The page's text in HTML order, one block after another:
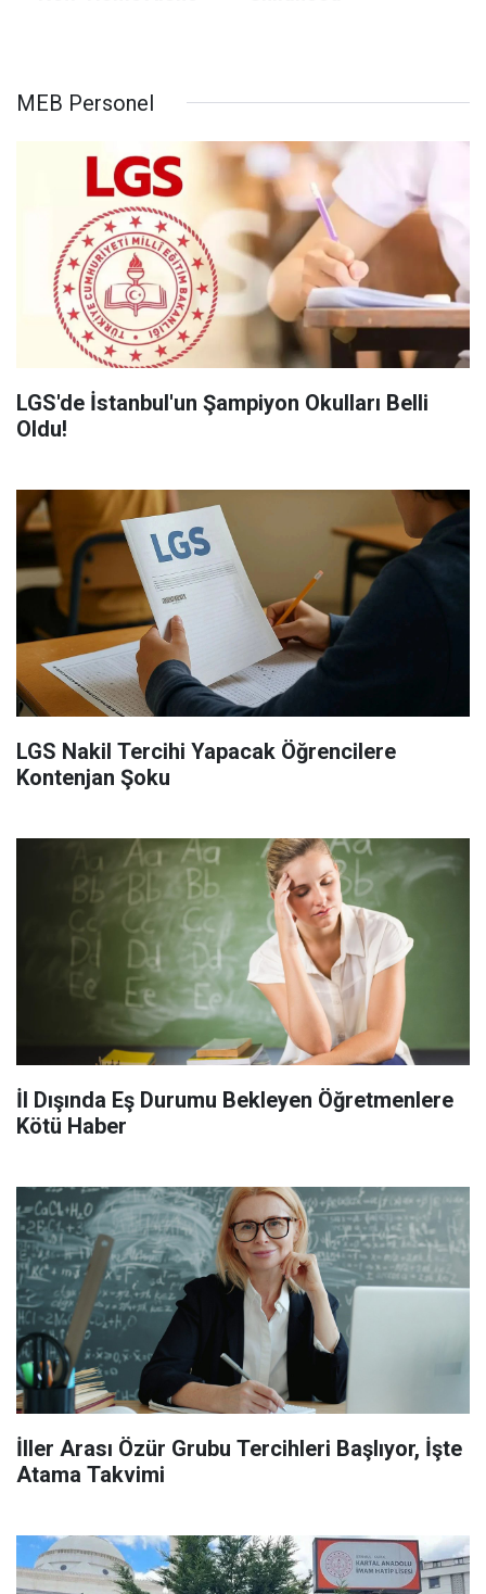
MEB Personel
LGS'de İstanbul'un Şampiyon Okulları Belli
Oldu!
LGS Nakil Tercihi Yapacak Öğrencilere
Kontenjan Şoku
İl Dışında Eş Durumu Bekleyen Öğretmenlere
Kötü Haber
İller Arası Özür Grubu Tercihleri Başlıyor, İşte
Atama Takvimi